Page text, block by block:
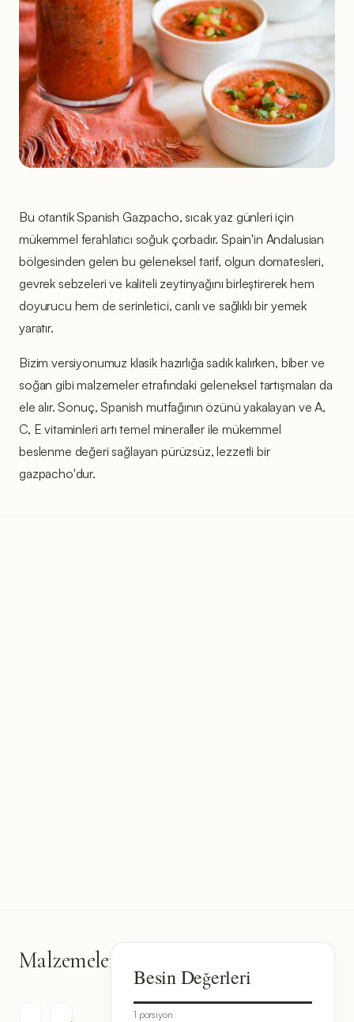
Bu otantik Spanish Gazpacho, sıcak yaz günleri için
mükemmel ferahlatıcı soğuk çorbadır. Spain'in Andalusian
bölgesinden gelen bu geleneksel tarif, olgun domatesleri,
gevrek sebzeleri ve kaliteli zeytinyağını birleştirerek hem
doyurucu hem de serinletici, canlı ve sağlıklı bir yemek
yaratır.
Bizim versiyonumuz klasik hazırlığa sadık kalırken, biber ve
soğan gibi malzemeler etrafındaki geleneksel tartışmaları da
ele alır. Sonuç, Spanish mutfağının özünü yakalayan ve A,
C, E vitaminleri artı temel mineraller ile mükemmel
beslenme değeri sağlayan pürüzsüz, lezzetli bir
gazpacho'dur.
Malzemeler
malzeme
Besin Değerleri
1 porsiyon